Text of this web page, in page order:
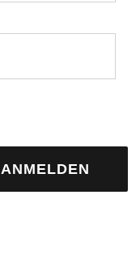
ANMELDEN